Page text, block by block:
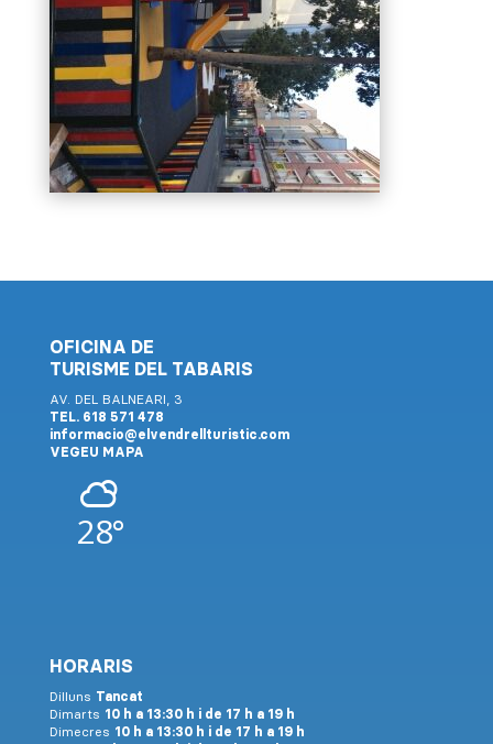
OFICINA DE
TURISME DEL TABARIS
AV. DEL BALNEARI, 3
TEL. 618 571 478
informacio@elvendrellturistic.com
VEGEU MAPA
28°
HORARIS
Dilluns Tancat
Dimarts 10 h a 13:30 h i de 17 h a 19 h
Dimecres 10 h a 13:30 h i de 17 h a 19 h